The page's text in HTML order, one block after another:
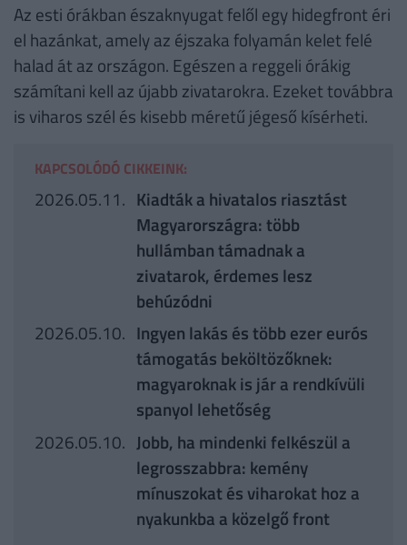
Az esti órákban északnyugat felől egy hidegfront éri
el hazánkat, amely az éjszaka folyamán kelet felé
halad át az országon. Egészen a reggeli órákig
számítani kell az újabb zivatarokra. Ezeket továbbra
is viharos szél és kisebb méretű jégeső kísérheti.
KAPCSOLÓDÓ CIKKEINK:
2026.05.11. Kiadták a hivatalos riasztást
Magyarországra: több
hullámban támadnak a
zivatarok, érdemes lesz
behúzódni
2026.05.10. Ingyen lakás és több ezer eurós
támogatás beköltözőknek:
magyaroknak is jár a rendkívüli
spanyol lehetőség
2026.05.10. Jobb, ha mindenki felkészül a
legrosszabbra: kemény
mínuszokat és viharokat hoz a
nyakunkba a közelgő front